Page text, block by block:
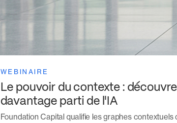
WEBINAIRE
Le pouvoir du contexte :
davantage parti de l'IA
Foundation Capital qualifie les graphes